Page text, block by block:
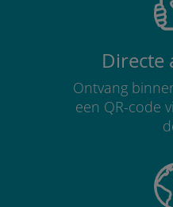
Directe
Ontvang
een QR-code